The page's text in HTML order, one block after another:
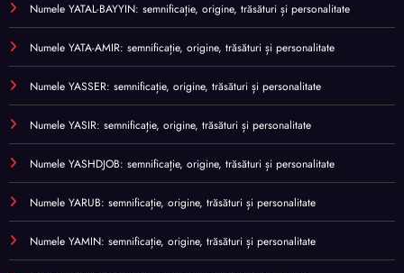
Numele YATAL-BAYYIN: semnificație, origine, trăsături și personalitate
Numele YATA-AMIR: semnificație, origine, trăsături și personalitate
Numele YASSER: semnificație, origine, trăsături și personalitate
Numele YASIR: semnificație, origine, trăsături și personalitate
Numele YASHDJOB: semnificație, origine, trăsături și personalitate
Numele YARUB: semnificație, origine, trăsături și personalitate
Numele YAMIN: semnificație, origine, trăsături și personalitate